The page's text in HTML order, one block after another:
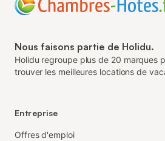
Nous faisons partie de Holidu.
Holidu regroupe plus de 20 marques
trouver les meilleures locations de
Entreprise
Offres d'emploi